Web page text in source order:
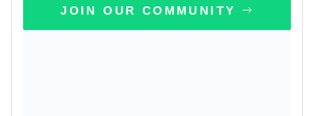
JOIN OUR COMMUNITY